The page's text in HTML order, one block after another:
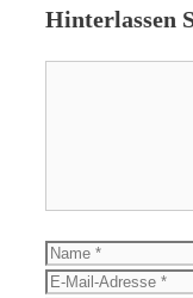
Hinterlassen
Name